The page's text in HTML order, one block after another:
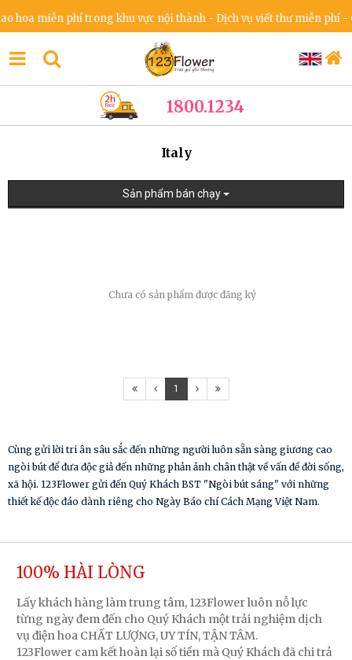
hoa miễn phí trong khu vực nội thành - Dịch vụ viết thư miễn phí -
1800.1234
Italy
Sản phẩm bán chạy
Chưa có sản phẩm được đăng ký
1
Cùng gửi lời tri ân sâu sắc đến những người luôn sẵn sàng giương cao
ngòi bút để đưa độc giả đến những phản ảnh chân thật về vấn đề đời sống,
xã hội. 123Flower gửi đến Quý Khách BST "Ngòi bút sáng" với những
thiết kế độc đáo dành riêng cho Ngày Báo chí Cách Mạng Việt Nam.
100% HÀI LÒNG
Lấy khách hàng làm trung tâm, 123Flower luôn nỗ lực
từng ngày đem đến cho Quý Khách một trải nghiệm dịch
vụ điện hoa CHẤT LƯỢNG, UY TÍN, TẬN TÂM.
123Flower cam kết hoàn lại số tiền mà Quý Khách đã chi trả